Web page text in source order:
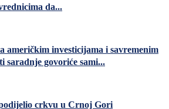
da...
američkim investicijama i savremenim
saradnje govoriće sami...
crkvu u Crnoj Gori